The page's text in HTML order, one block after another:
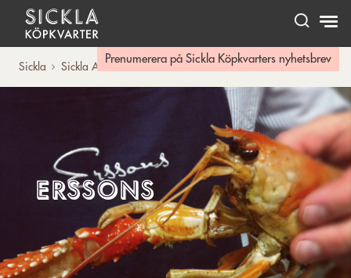
Hem
Prenumerera på Sickla Köpkvarters nyhetsbrev
Sickla Sickla A-Ö Erssons
Erssons